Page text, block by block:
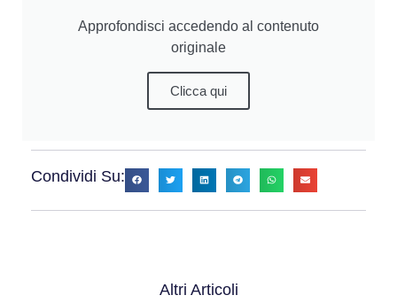
Approfondisci accedendo al contenuto
originale
Clicca qui
Condividi Su:
Altri Articoli